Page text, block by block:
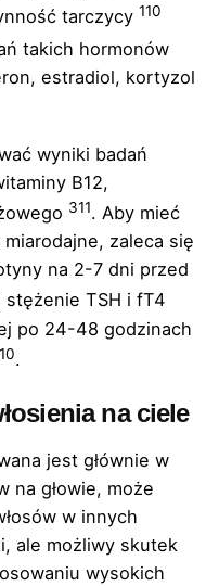
tarczycy 110
takich hormonów
estradiol, kortyzol
wyniki badań
B12,
311. Aby mieć
zaleca się
na 2-7 dni przed
stężenie TSH i fT4
po 24-48 godzinach
10.
na ciele
jest głównie w
na głowie, może
w innych
ale możliwy skutek
wysokich